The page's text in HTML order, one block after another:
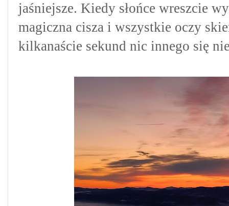
jaśniejsze. Kiedy słońce wreszcie
magiczna cisza i wszystkie oczy
kilkanaście sekund nic innego się